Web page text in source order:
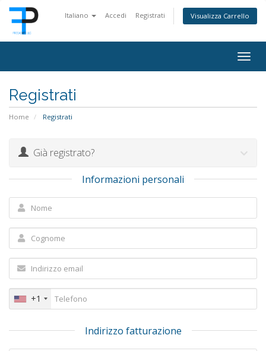
Italiano Accedi Registrati Visualizza Carrello
Registrati
Home Registrati
Già registrato?
Informazioni personali
+1
Indirizzo fatturazione